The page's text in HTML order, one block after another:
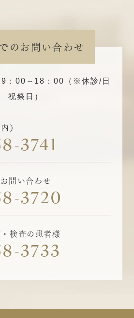
のお問い合わせ
9：00～18：00（※休診/日
祝祭日）
）
3741
問い合わせ
3720
検査の患者様
3733